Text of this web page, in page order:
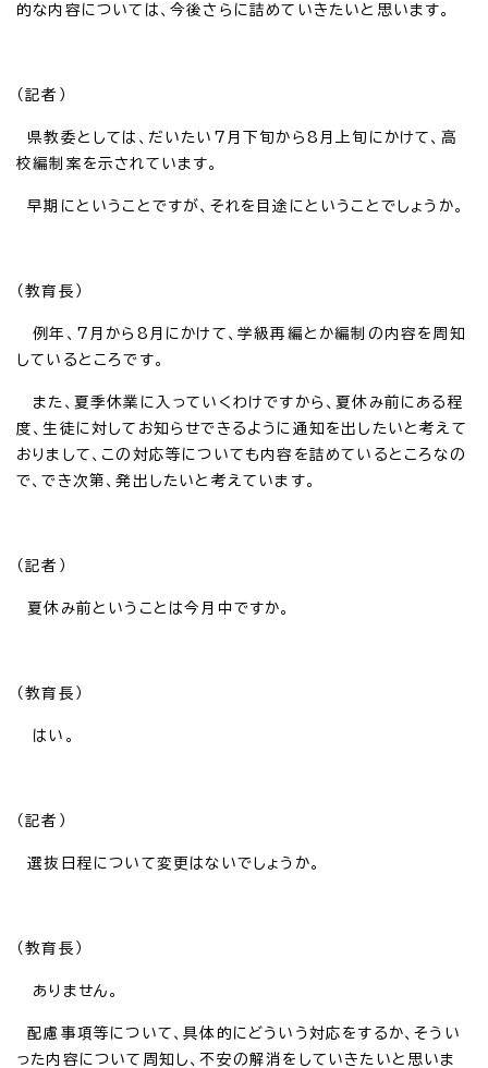
的な内容については、今後さらに詰めていきたいと思います。
（記者）
県教委としては、だいたい7月下旬から8月上旬にかけて、高
校編制案を示されています。
早期にということですが、それを目途にということでしょうか。
（教育長）
例年、7月から8月にかけて、学級再編とか編制の内容を周知
しているところです。
また、夏季休業に入っていくわけですから、夏休み前にある程
度、生徒に対してお知らせできるように通知を出したいと考えて
おりまして、この対応等についても内容を詰めているところなの
で、でき次第、発出したいと考えています。
（記者）
夏休み前ということは今月中ですか。
（教育長）
はい。
（記者）
選抜日程について変更はないでしょうか。
（教育長）
ありません。
配慮事項等について、具体的にどういう対応をするか、そうい
った内容について周知し、不安の解消をしていきたいと思いま